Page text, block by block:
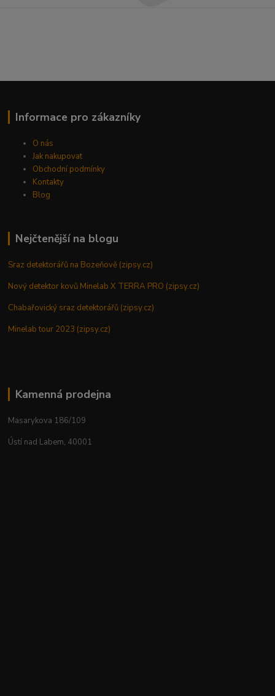
Informace pro zákazníky
O nás
Jak nakupovat
Obchodní podmínky
Kontakty
Blog
Nejčtenější na blogu
Sraz detektorářů na Bozeňově (zipsy.cz)
Nový detektor kovů Minelab X TERRA PRO (zipsy.cz)
Chabařovický sraz detektorářů (zipsy.cz)
Minelab tour 2023 (zipsy.cz)
Kamenná prodejna
Masarykova 186/109
Ústí nad Labem, 40001